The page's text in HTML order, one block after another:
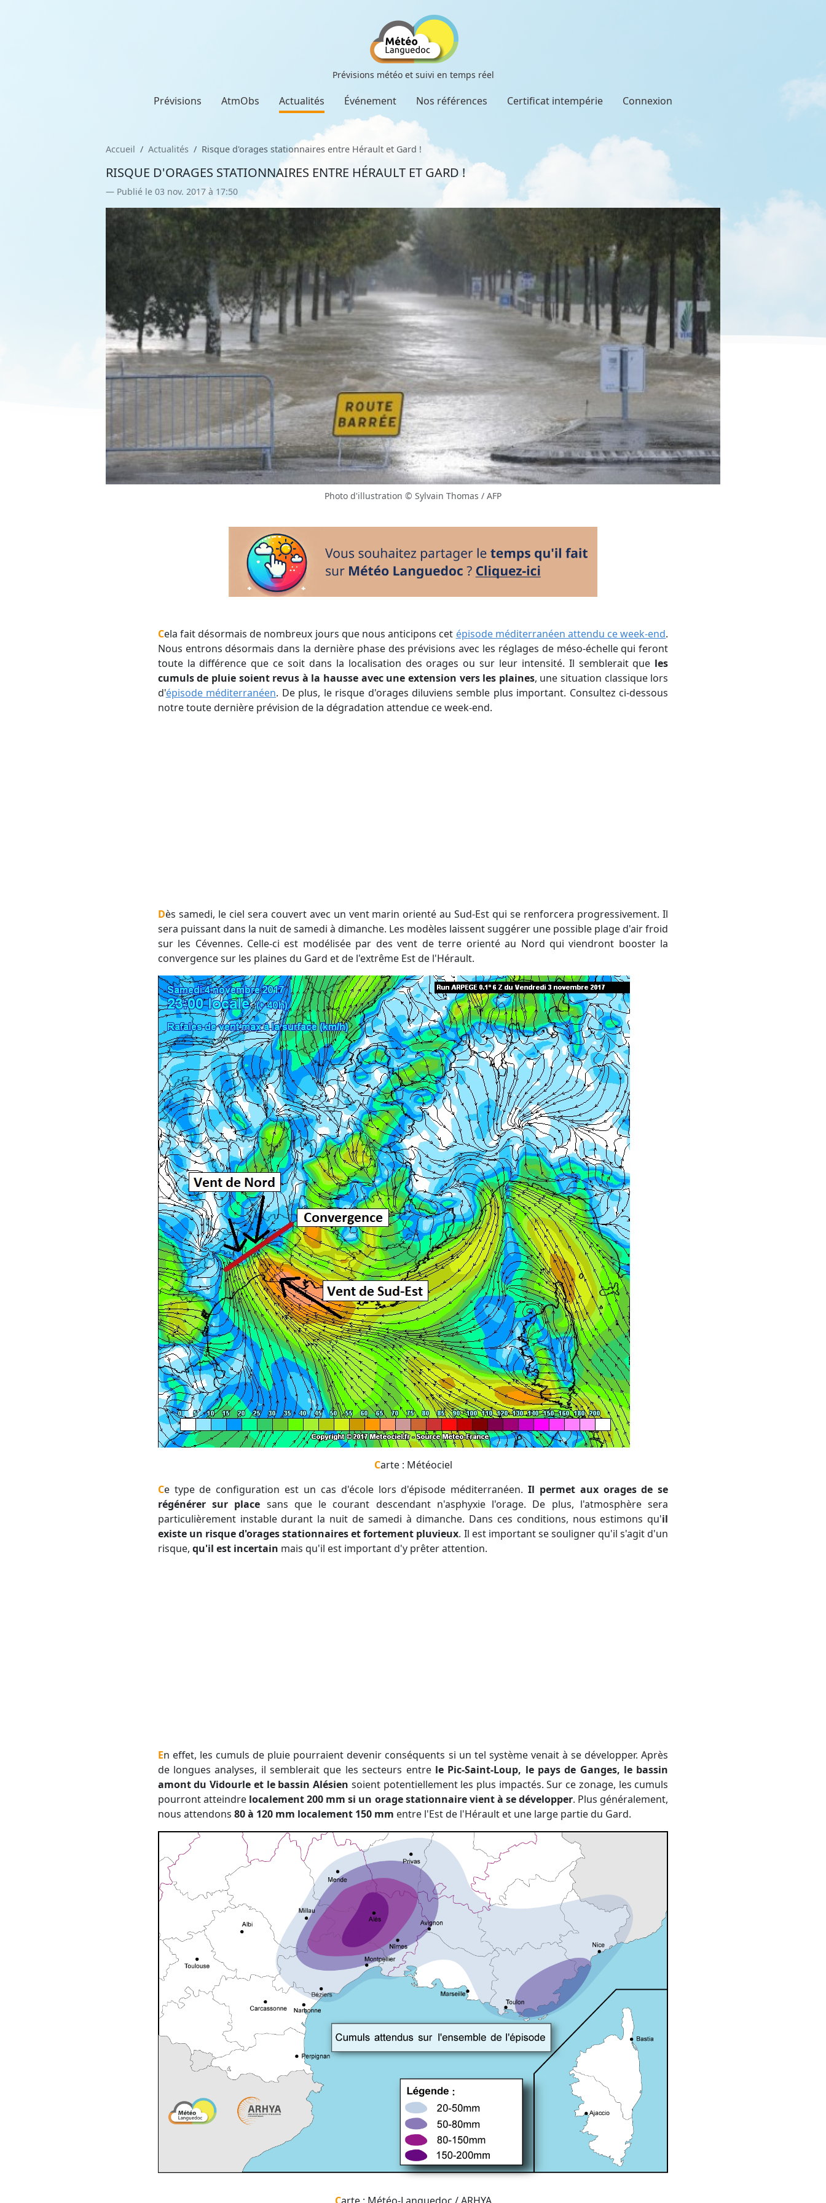
Prévisions météo et suivi en temps réel
Prévisions AtmObs Actualités Événement Nos références Certificat intempérie Connexion
Accueil Actualités Risque d'orages stationnaires entre Hérault et Gard !
RISQUE D'ORAGES STATIONNAIRES ENTRE HÉRAULT ET GARD !
Publié le 03 nov. 2017 à 17:50
Photo d'illustration © Sylvain Thomas / AFP
Cela fait désormais de nombreux jours que nous anticipons cet épisode méditerranéen attendu ce week-end.
Nous entrons désormais dans la dernière phase des prévisions avec les réglages de méso-échelle qui feront
toute la différence que ce soit dans la localisation des orages ou sur leur intensité. Il semblerait que les
cumuls de pluie soient revus à la hausse avec une extension vers les plaines, une situation classique lors
d'épisode méditerranéen. De plus, le risque d'orages diluviens semble plus important. Consultez ci-dessous
notre toute dernière prévision de la dégradation attendue ce week-end.
Dès samedi, le ciel sera couvert avec un vent marin orienté au Sud-Est qui se renforcera progressivement. Il
sera puissant dans la nuit de samedi à dimanche. Les modèles laissent suggérer une possible plage d'air froid
sur les Cévennes. Celle-ci est modélisée par des vent de terre orienté au Nord qui viendront booster la
convergence sur les plaines du Gard et de l'extrême Est de l'Hérault.
Carte : Météociel
Ce type de configuration est un cas d'école lors d'épisode méditerranéen. Il permet aux orages de se
régénérer sur place sans que le courant descendant n'asphyxie l'orage. De plus, l'atmosphère sera
particulièrement instable durant la nuit de samedi à dimanche. Dans ces conditions, nous estimons qu'il
existe un risque d'orages stationnaires et fortement pluvieux. Il est important se souligner qu'il s'agit d'un
risque, qu'il est incertain mais qu'il est important d'y prêter attention.
En effet, les cumuls de pluie pourraient devenir conséquents si un tel système venait à se développer. Après
de longues analyses, il semblerait que les secteurs entre le Pic-Saint-Loup, le pays de Ganges, le bassin
amont du Vidourle et le bassin Alésien soient potentiellement les plus impactés. Sur ce zonage, les cumuls
pourront atteindre localement 200 mm si un orage stationnaire vient à se développer. Plus généralement,
nous attendons 80 à 120 mm localement 150 mm entre l'Est de l'Hérault et une large partie du Gard.